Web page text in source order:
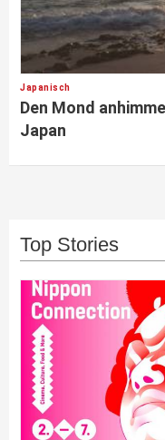
Japanisch
Den Mond
Japan
Top Stories